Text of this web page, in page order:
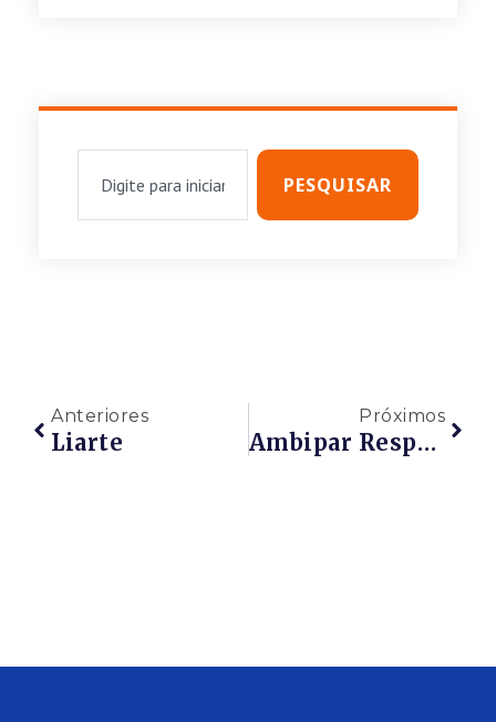
PESQUISAR
Anteriores
Liarte
Próximos
Ambipar Response